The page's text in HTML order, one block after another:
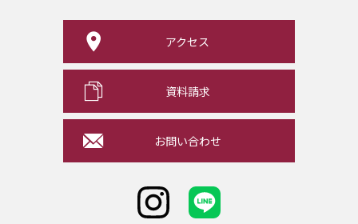
アクセス
資料請求
お問い合わせ